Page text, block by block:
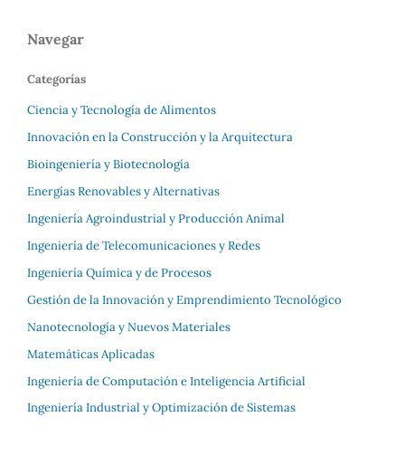
Navegar
Categorías
Ciencia y Tecnología de Alimentos
Innovación en la Construcción y la Arquitectura
Bioingeniería y Biotecnología
Energías Renovables y Alternativas
Ingeniería Agroindustrial y Producción Animal
Ingeniería de Telecomunicaciones y Redes
Ingeniería Química y de Procesos
Gestión de la Innovación y Emprendimiento Tecnológico
Nanotecnología y Nuevos Materiales
Matemáticas Aplicadas
Ingeniería de Computación e Inteligencia Artificial
Ingeniería Industrial y Optimización de Sistemas